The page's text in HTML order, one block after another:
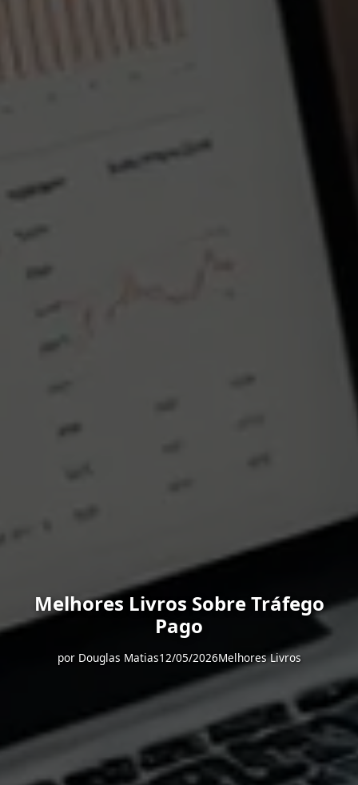
Melhores Livros Sobre Tráfego
Pago
por Douglas Matias12/05/2026Melhores Livros